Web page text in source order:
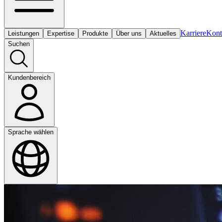
Leistungen Expertise Produkte Über uns Aktuelles Karriere
Suchen
Kundenbereich
Sprache wählen